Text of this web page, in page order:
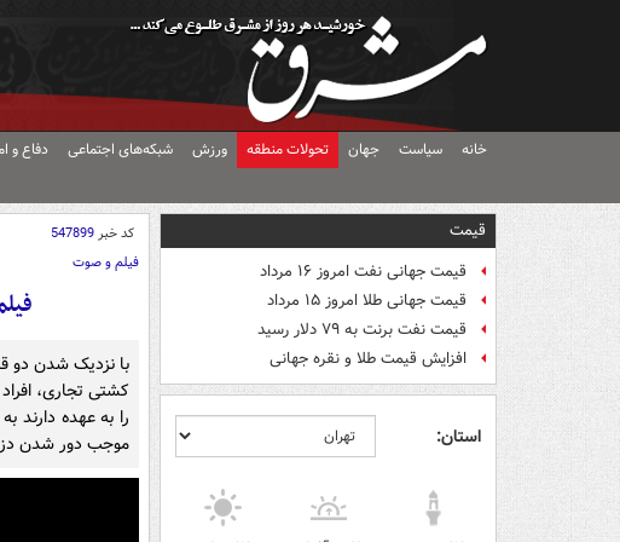
خانه سیاست جهان تحولات منطقه ورزش شبکه‌های اجتماعی دفاع و
قیمت
قیمت جهانی نفت امروز ۱۶ مرداد
قیمت جهانی طلا امروز ۱۵ مرداد
قیمت نفت برنت به ۷۹ دلار رسید
افزایش قیمت طلا و نقره جهانی
استان:
کد خبر547899
فیلم و صوت
با نزدیک شدن دو
کشتی تجاری،
را به عهده
موجب دور شدن